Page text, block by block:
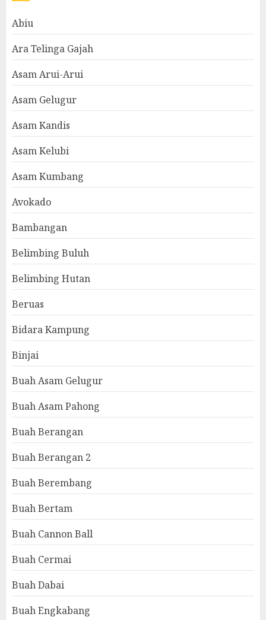
Abiu
Ara Telinga Gajah
Asam Arui-Arui
Asam Gelugur
Asam Kandis
Asam Kelubi
Asam Kumbang
Avokado
Bambangan
Belimbing Buluh
Belimbing Hutan
Beruas
Bidara Kampung
Binjai
Buah Asam Gelugur
Buah Asam Pahong
Buah Berangan
Buah Berangan 2
Buah Berembang
Buah Bertam
Buah Cannon Ball
Buah Cermai
Buah Dabai
Buah Engkabang